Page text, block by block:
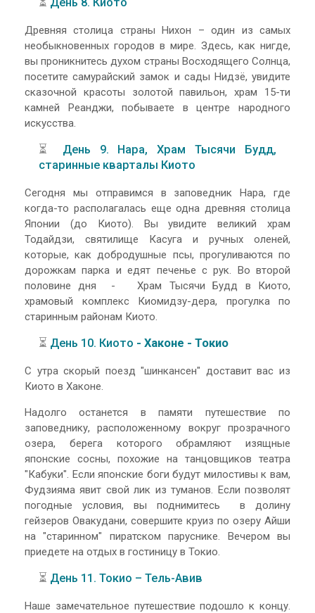
Древняя столица страны Нихон – один из самых
необыкновенных городов в мире. Здесь, как нигде,
вы проникнитесь духом страны Восходящего Солнца,
посетите самурайский замок и сады Нидзё, увидите
сказочной красоты золотой павильон, храм 15-ти
камней Реанджи, побываете в центре народного
искусства.
⏳
День 9. Нара, Храм Тысячи Будд,
старинные кварталы Киото
Сегодня мы отправимся в заповедник Нара, где
когда-то располагалась еще одна древняя столица
Японии (до Киото). Вы увидите великий храм
Тодайдзи, святилище Касуга и ручных оленей,
которые, как добродушные псы, прогуливаются по
дорожкам парка и едят печенье с рук. Во второй
половине дня - Храм Тысячи Будд в Киото,
храмовый комплекс Киомидзу-дера, прогулка по
старинным районам Киото.
⏳ День 10. Киото - Хаконе - Токио
С утра скорый поезд "шинкансен" доставит вас из
Киото в Хаконе.
Надолго останется в памяти путешествие по
заповеднику, расположенному вокруг прозрачного
озера, берега которого обрамляют изящные
японские сосны, похожие на танцовщиков театра
"Кабуки". Если японские боги будут милостивы к вам,
Фудзияма явит свой лик из туманов. Если позволят
погодные условия, вы поднимитесь в долину
гейзеров Овакудани, совершите круиз по озеру Айши
на "старинном" пиратском паруснике. Вечером вы
приедете на отдых в гостиницу в Токио.
⏳ День 11. Токио – Тель-Авив
Наше замечательное путешествие подошло к концу.